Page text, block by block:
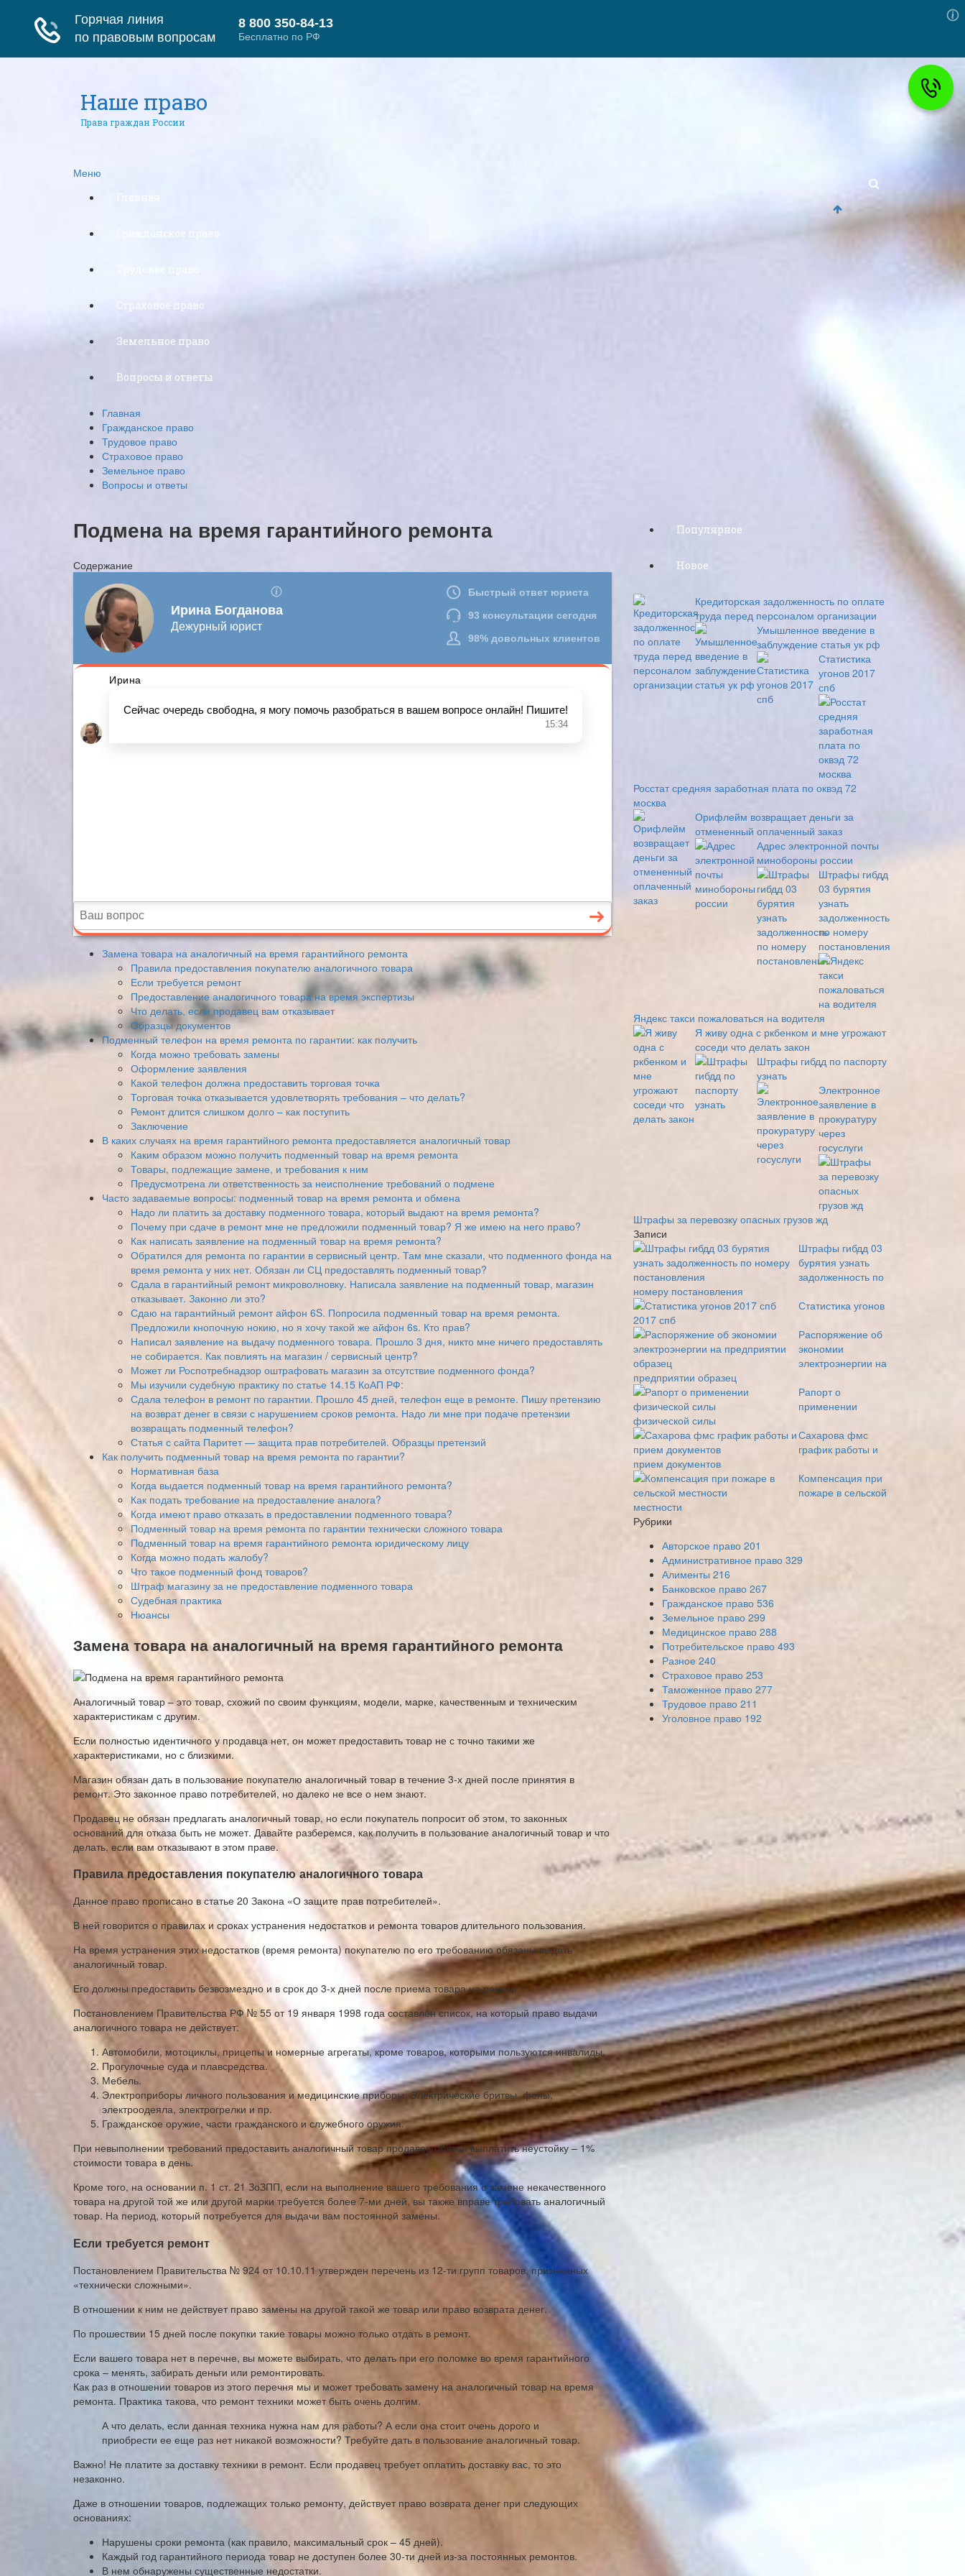
Наше право
Права граждан России
Меню
Главная
Гражданское право
Трудовое право
Страховое право
Земельное право
Вопросы и ответы
Главная
Гражданское право
Трудовое право
Страховое право
Земельное право
Вопросы и ответы
Подмена на время гарантийного ремонта
Содержание
Замена товара на аналогичный на время гарантийного ремонта
Правила предоставления покупателю аналогичного товара
Если требуется ремонт
Предоставление аналогичного товара на время экспертизы
Что делать, если продавец вам отказывает
Образцы документов
Подменный телефон на время ремонта по гарантии: как получить
Когда можно требовать замены
Оформление заявления
Какой телефон должна предоставить торговая точка
Торговая точка отказывается удовлетворять требования – что делать?
Ремонт длится слишком долго – как поступить
Заключение
В каких случаях на время гарантийного ремонта предоставляется аналогичный товар
Каким образом можно получить подменный товар на время ремонта
Товары, подлежащие замене, и требования к ним
Предусмотрена ли ответственность за неисполнение требований о подмене
Часто задаваемые вопросы: подменный товар на время ремонта и обмена
Надо ли платить за доставку подменного товара, который выдают на время ремонта?
Почему при сдаче в ремонт мне не предложили подменный товар? Я же имею на него право?
Как написать заявление на подменный товар на время ремонта?
Обратился для ремонта по гарантии в сервисный центр. Там мне сказали, что подменного фонда на
время ремонта у них нет. Обязан ли СЦ предоставлять подменный товар?
Сдала в гарантийный ремонт микроволновку. Написала заявление на подменный товар, магазин
отказывает. Законно ли это?
Сдаю на гарантийный ремонт айфон 6S. Попросила подменный товар на время ремонта.
Предложили кнопочную нокию, но я хочу такой же айфон 6s. Кто прав?
Написал заявление на выдачу подменного товара. Прошло 3 дня, никто мне ничего предоставлять
не собирается. Как повлиять на магазин / сервисный центр?
Может ли Роспотребнадзор оштрафовать магазин за отсутствие подменного фонда?
Мы изучили судебную практику по статье 14.15 КоАП РФ:
Сдала телефон в ремонт по гарантии. Прошло 45 дней, телефон еще в ремонте. Пишу претензию
на возврат денег в связи с нарушением сроков ремонта. Надо ли мне при подаче претензии
возвращать подменный телефон?
Статья с сайта Паритет — защита прав потребителей. Образцы претензий
Как получить подменный товар на время ремонта по гарантии?
Нормативная база
Когда выдается подменный товар на время гарантийного ремонта?
Как подать требование на предоставление аналога?
Когда имеют право отказать в предоставлении подменного товара?
Подменный товар на время ремонта по гарантии технически сложного товара
Подменный товар на время гарантийного ремонта юридическому лицу
Когда можно подать жалобу?
Что такое подменный фонд товаров?
Штраф магазину за не предоставление подменного товара
Судебная практика
Нюансы
Замена товара на аналогичный на время гарантийного ремонта
Аналогичный товар – это товар, схожий по своим функциям, модели, марке, качественным и техническим
характеристикам с другим.
Если полностью идентичного у продавца нет, он может предоставить товар не с точно такими же
характеристиками, но с близкими.
Магазин обязан дать в пользование покупателю аналогичный товар в течение 3-х дней после принятия в
ремонт. Это законное право потребителей, но далеко не все о нем знают.
Продавец не обязан предлагать аналогичный товар, но если покупатель попросит об этом, то законных
оснований для отказа быть не может. Давайте разберемся, как получить в пользование аналогичный товар и что
делать, если вам отказывают в этом праве.
Правила предоставления покупателю аналогичного товара
Данное право прописано в статье 20 Закона «О защите прав потребителей».
В ней говорится о правилах и сроках устранения недостатков и ремонта товаров длительного пользования.
На время устранения этих недостатков (время ремонта) покупателю по его требованию обязаны выдать
аналогичный товар.
Его должны предоставить безвозмездно и в срок до 3-х дней после приема товара на ремонт.
Постановлением Правительства РФ № 55 от 19 января 1998 года составлен список, на который право выдачи
аналогичного товара не действует:
Автомобили, мотоциклы, прицепы и номерные агрегаты, кроме товаров, которыми пользуются инвалиды.
Прогулочные суда и плавсредства.
Мебель.
Электроприборы личного пользования и медицинские приборы. Электрические бритвы, фены,
электроодеяла, электрогрелки и пр.
Гражданское оружие, части гражданского и служебного оружия.
При невыполнении требований предоставить аналогичный товар продавец обязан выплатить неустойку – 1%
стоимости товара в день.
Кроме того, на основании п. 1 ст. 21 ЗоЗПП, если на выполнение вашего требования о замене некачественного
товара на другой той же или другой марки требуется более 7-ми дней, вы также вправе требовать аналогичный
товар. На период, который потребуется для выдачи вам постоянной замены.
Если требуется ремонт
Постановлением Правительства № 924 от 10.10.11 утвержден перечень из 12-ти групп товаров, признанных
«технически сложными».
В отношении к ним не действует право замены на другой такой же товар или право возврата денег.
По прошествии 15 дней после покупки такие товары можно только отдать в ремонт.
Если вашего товара нет в перечне, вы можете выбирать, что делать при его поломке во время гарантийного
срока – менять, забирать деньги или ремонтировать.
Как раз в отношении товаров из этого перечня мы и может требовать замену на аналогичный товар на время
ремонта. Практика такова, что ремонт техники может быть очень долгим.
А что делать, если данная техника нужна нам для работы? А если она стоит очень дорого и
приобрести ее еще раз нет никакой возможности? Требуйте дать в пользование аналогичный товар.
Важно! Не платите за доставку техники в ремонт. Если продавец требует оплатить доставку вас, то это
незаконно.
Даже в отношении товаров, подлежащих только ремонту, действует право возврата денег при следующих
основаниях:
Нарушены сроки ремонта (как правило, максимальный срок – 45 дней).
Каждый год гарантийного периода товар не доступен более 30-ти дней из-за постоянных ремонтов.
В нем обнаружены существенные недостатки.
Популярное
Новое
Кредиторская задолженность по оплате
труда перед персоналом организации
Умышленное введение в
заблуждение статья ук рф
Статистика
угонов 2017
спб
Росстат средняя заработная плата по оквэд 72
москва
Орифлейм возвращает деньги за
отмененный оплаченный заказ
Адрес электронной почты
минобороны россии
Штрафы гибдд
03 бурятия
узнать
задолженность
по номеру
постановления
Яндекс такси пожаловаться на водителя
Я живу одна с ркбенком и мне угрожают
соседи что делать закон
Штрафы гибдд по паспорту
узнать
Электронное
заявление в
прокуратуру
через
госуслуги
Штрафы за перевозку опасных грузов жд
Записи
Штрафы гибдд 03
бурятия узнать
задолженность по
номеру постановления
Статистика угонов
2017 спб
Распоряжение об
экономии
электроэнергии на
предприятии образец
Рапорт о
применении
физической силы
Сахарова фмс
график работы и
прием документов
Компенсация при
пожаре в сельской
местности
Рубрики
Авторское право 201
Административное право 329
Алименты 216
Банковское право 267
Гражданское право 536
Земельное право 299
Медицинское право 288
Потребительское право 493
Разное 240
Страховое право 253
Таможенное право 277
Трудовое право 211
Уголовное право 192